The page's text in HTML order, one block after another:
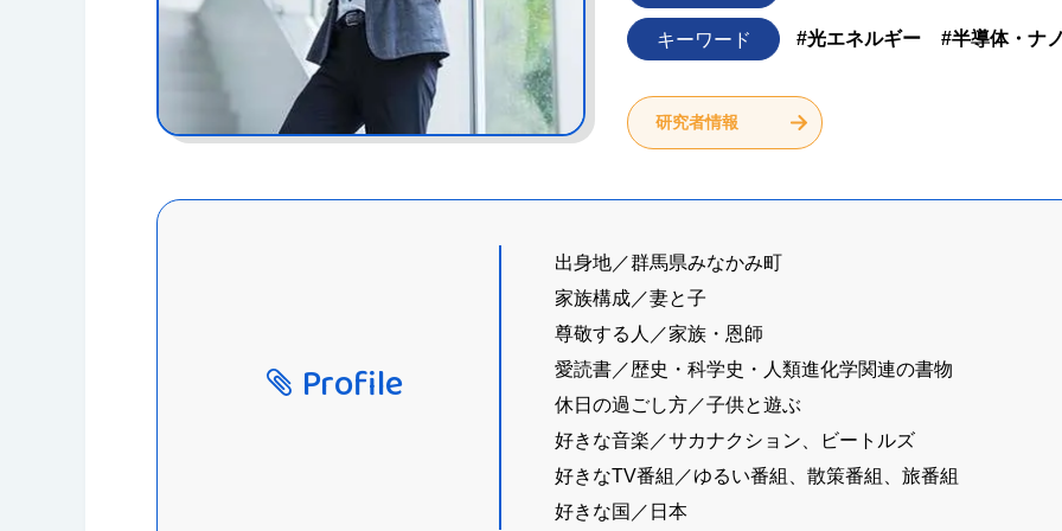
キーワード #光エネルギー #半導体・ナ
研究者情報
Profile
出身地／群馬県みなかみ町
家族構成／妻と子
尊敬する人／家族・恩師
愛読書／歴史・科学史・人類進化学関連の書物
休日の過ごし方／子供と遊ぶ
好きな音楽／サカナクション、ビートルズ
好きなTV番組／ゆるい番組、散策番組、旅番組
好きな国／日本